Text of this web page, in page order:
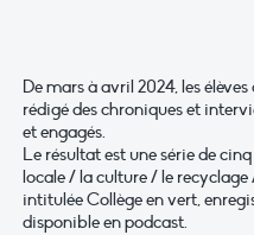
De mars à avril 2024, les
rédigé des chroniques et
et engagés.
Le résultat est une série de
locale / la culture / le recyclage
intitulée Collège en vert,
disponible en podcast.